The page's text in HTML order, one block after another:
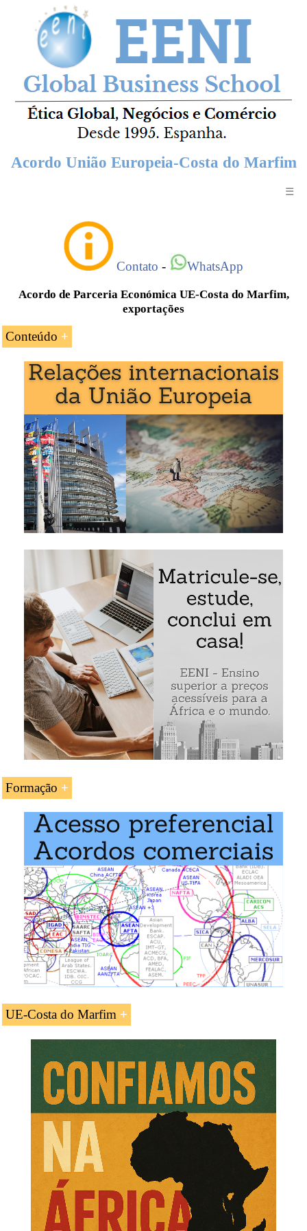
Acordo União Europeia-Costa do Marfim
☰
Contato - WhatsApp
Acordo de Parceria Económica UE-Costa do Marfim,
exportações
Conteúdo
Introdução ao Acordo de Parceria Económica
União Europeia- Costa do Marfim
O comércio internacional Costa do Marfim-União
Europeia (Portugal)
Formação
A UC «Acordo de Parceria Económica União
Europeia-Costa do Marfim » é estudada nos seguintes
programas ministrados pela EENI Global Business
School:
Doutoramento: Negócios Africanos.
África ocidental
UE-Costa do Marfim
Acordo União Europeia-Costa do Marfim.
O Acordo de Parceria Económica UE-Costa do Marfim
deveria permitir a continuação do comércio exterior
(exportações e importações) entre a União Europeia e a
República da Costa do Marfim (África Ocidental) a
espera de um
Acordo de parceria económica
O Acordo de Parceria Económica UE-Costa do
Marfim oferece uma abertura melhorada para os
países europeus, enquanto a República da Costa